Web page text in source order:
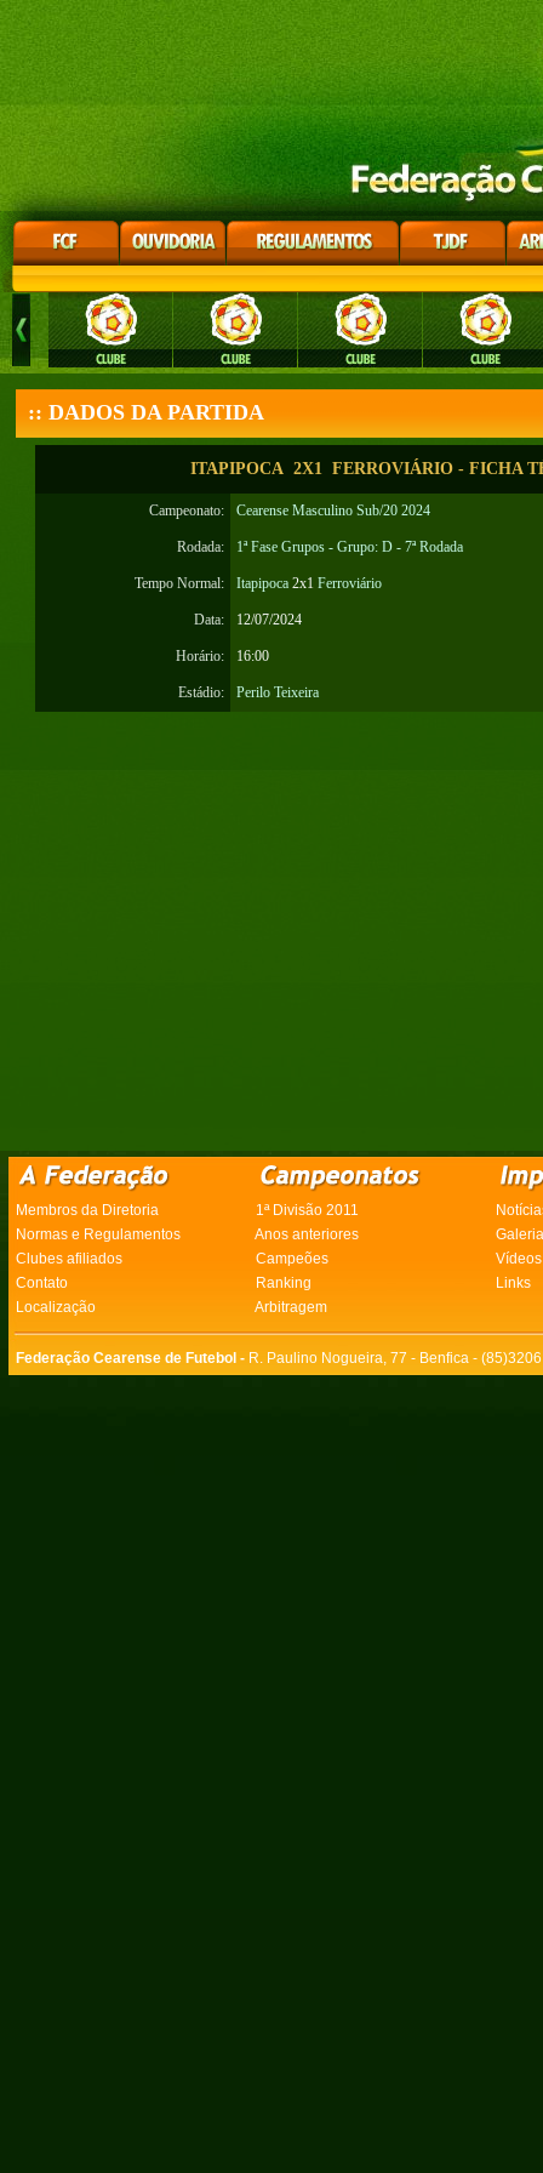
:: DADOS DA PARTIDA
ITAPIPOCA 2X1 FERROVIÁRIO - FICHA
Campeonato: Cearense Masculino Sub/20 2024
Rodada: 1ª Fase Grupos - Grupo: D - 7ª Rodada
Tempo Normal: Itapipoca 2x1 Ferroviário
Data: 12/07/2024
Horário: 16:00
Estádio: Perilo Teixeira
Membros da Diretoria 1ª Divisão 2011
Normas e Regulamentos
Anos anteriores
Clubes afiliados
Campeões
Vídeos
Contato
Ranking
Links
Localização
Arbitragem
Federação Cearense de Futebol - R. Paulino Nogueira, 77 - Benfica -